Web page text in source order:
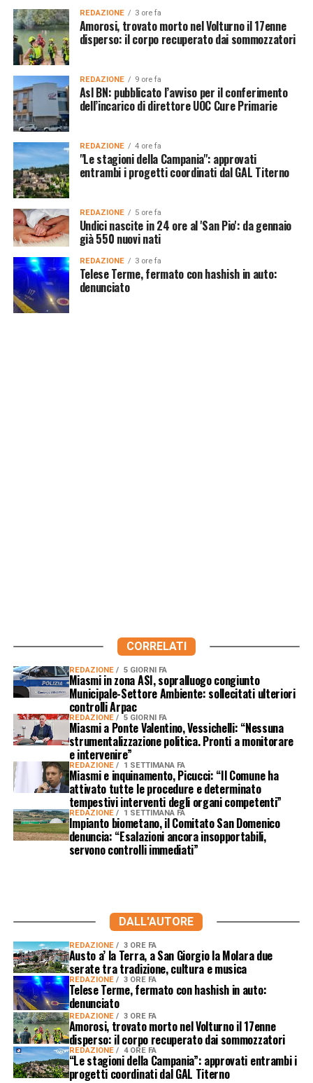
REDAZIONE 3 ore fa
Amorosi, trovato morto nel Volturno il 17enne
disperso: il corpo recuperato dai sommozzatori
REDAZIONE 9 ore fa
Asl BN: pubblicato l’avviso per il conferimento
dell’incarico di direttore UOC Cure Primarie
REDAZIONE 4 ore fa
"Le stagioni della Campania": approvati
entrambi i progetti coordinati dal GAL Titerno
REDAZIONE 5 ore fa
Undici nascite in 24 ore al 'San Pio': da gennaio
già 550 nuovi nati
REDAZIONE 3 ore fa
Telese Terme, fermato con hashish in auto:
denunciato
CORRELATI
REDAZIONE 5 GIORNI FA
Miasmi in zona ASI, sopralluogo congiunto
Municipale-Settore Ambiente: sollecitati ulteriori
controlli Arpac
REDAZIONE 5 GIORNI FA
Miasmi a Ponte Valentino, Vessichelli: “Nessuna
strumentalizzazione politica. Pronti a monitorare
e intervenire”
REDAZIONE 1 SETTIMANA FA
Miasmi e inquinamento, Picucci: “Il Comune ha
attivato tutte le procedure e determinato
tempestivi interventi degli organi competenti”
REDAZIONE 1 SETTIMANA FA
Impianto biometano, il Comitato San Domenico
denuncia: “Esalazioni ancora insopportabili,
servono controlli immediati”
DALL'AUTORE
REDAZIONE 3 ORE FA
Austo a’ la Terra, a San Giorgio la Molara due
serate tra tradizione, cultura e musica
REDAZIONE 3 ORE FA
Telese Terme, fermato con hashish in auto:
denunciato
REDAZIONE 3 ORE FA
Amorosi, trovato morto nel Volturno il 17enne
disperso: il corpo recuperato dai sommozzatori
REDAZIONE 4 ORE FA
“Le stagioni della Campania”: approvati entrambi i
progetti coordinati dal GAL Titerno